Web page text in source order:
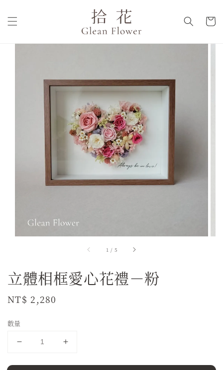
1 / 5
立體相框愛心花禮－粉
Regular
NT$ 2,280
數量